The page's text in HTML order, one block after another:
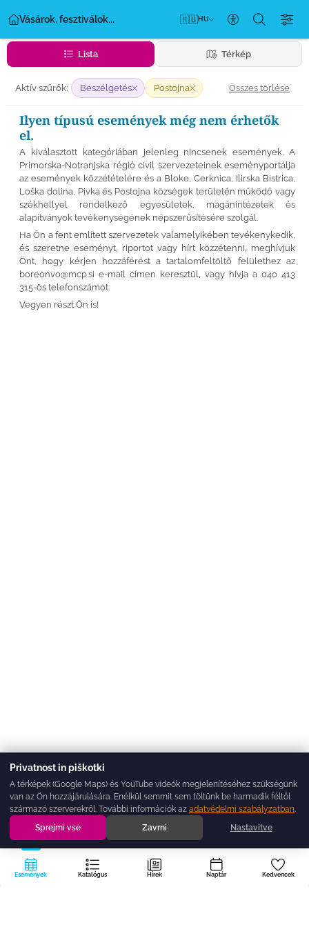
Vásárok, fesztiválok... 🇭🇺HU
Események Katalógus Hírek Naptár Kedvencek
Lista Térkép
Aktív szűrők: Beszélgetés Postojna Összes törlése
Ilyen típusú események még nem érhetők
el.
A kiválasztott kategóriában jelenleg nincsenek események. A
Primorska-Notranjska régió civil szervezeteinek eseményportálja
az események közzétételére és a Bloke, Cerknica, Ilirska Bistrica,
Loška dolina, Pivka és Postojna községek területén működő vagy
székhellyel rendelkező egyesületek, magánintézetek és
alapítványok tevékenységének népszerűsítésére szolgál.
Ha Ön a fent említett szervezetek valamelyikében tevékenykedik,
és szeretne eseményt, riportot vagy hírt közzétenni, meghívjuk
Önt, hogy kérjen hozzáférést a tartalomfeltöltő felülethez az
boreonvo@mcp.si e-mail címen keresztül, vagy hívja a 040 413
315-ös telefonszámot.
Vegyen részt Ön is!
Privatnost in piškotki
A térképek (Google Maps) és YouTube videók megjelenítéséhez szükségünk
van az Ön hozzájárulására. Enélkül semmit sem töltünk be harmadik féltől
származó szerverekről. További információk az adatvédelmi szabályzatban.
Sprejmi vse
Zavrni Nastavitve